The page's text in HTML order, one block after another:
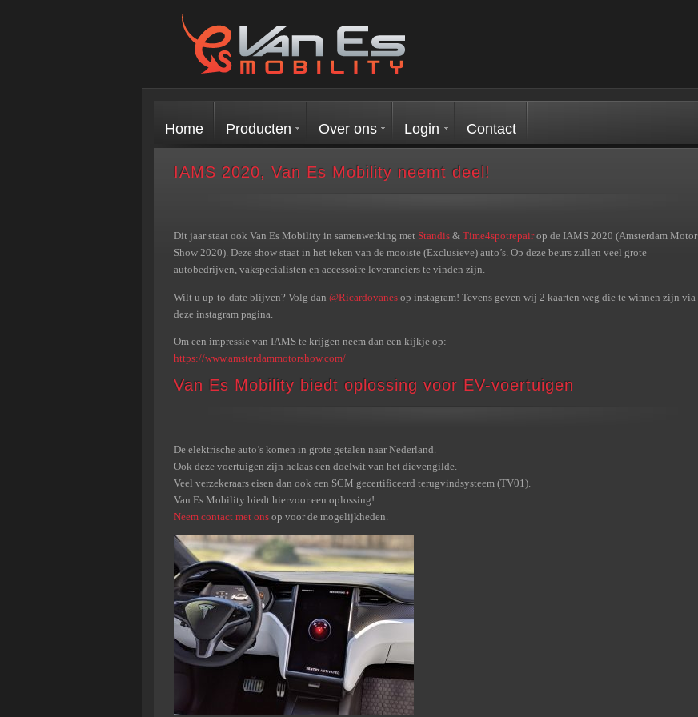
Home Producten Over ons Login Contact
IAMS 2020, Van Es Mobility neemt deel!
Dit jaar staat ook Van Es Mobility in samenwerking met Standis & Time4spotrepairop de IAMS 2020 (Amsterdam Motor
Show 2020). Deze show staat in het teken van de mooiste (Exclusieve) auto’s. Op deze beurs zullen veel grote
autobedrijven, vakspecialisten en accessoire leveranciers te vinden zijn.
Wilt u up-to-date blijven? Volg dan @Ricardovanes op instagram! Tevens geven wij 2 kaarten weg die te winnen zijn via
deze instagram pagina.
Om een impressie van IAMS te krijgen neem dan een kijkje op:
https://www.amsterdammotorshow.com/
Van Es Mobility biedt oplossing voor EV-voertuigen
De elektrische auto’s komen in grote getalen naar Nederland.
Ook deze voertuigen zijn helaas een doelwit van het dievengilde.
Veel verzekeraars eisen dan ook een SCM gecertificeerd terugvindsysteem (TV01).
Van Es Mobility biedt hiervoor een oplossing!
Neem contact met ons op voor de mogelijkheden.